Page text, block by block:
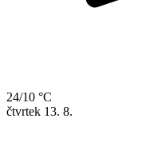
24/10 °C
čtvrtek 13. 8.